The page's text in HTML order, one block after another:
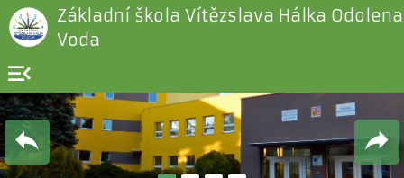
Základní škola Vítězslava Hálka Odolena
Voda
menu_open